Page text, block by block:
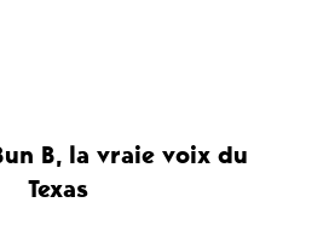
B, la vraie voix du
Texas